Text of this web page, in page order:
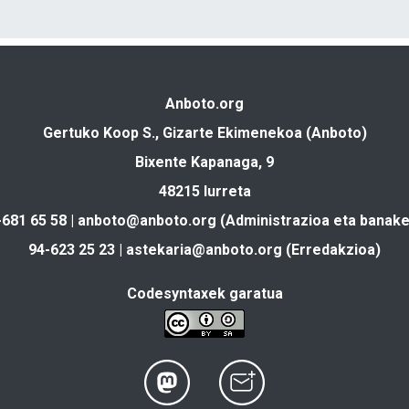
Anboto.org
Gertuko Koop S., Gizarte Ekimenekoa (Anboto)
Bixente Kapanaga, 9
48215 Iurreta
65 58 | anboto@anboto.org (Administrazioa eta
94-623 25 23 | astekaria@anboto.org (Erredakzioa)
Codesyntaxek garatua